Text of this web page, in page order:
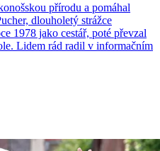
přírodu a pomáhal
dlouholetý strážce
1978 jako cestář, poté převzal
Lidem rád radil v informačním